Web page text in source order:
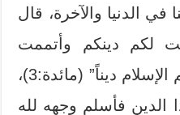
في الدنيا والآخرة، قال
لكم دينكم وأتممت
عليكم نعمتي ورضيت لكم الإسلام ديناً” (مائدة:3)،
الدين فأسلم وجهه لله